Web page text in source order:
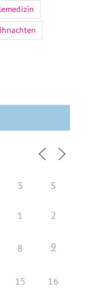
S S
1 2
8 9
15 16